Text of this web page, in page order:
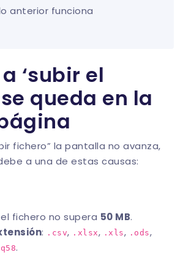
anterior funciona
‘subir el
queda en la
fichero” la pantalla no avanza,
a una de estas causas:
fichero no supera 50 MB.
: .csv, .xlsx, .xls, .ods,
.